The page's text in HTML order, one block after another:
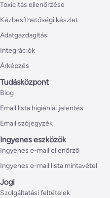
Toxicitás ellenőrzése
Kézbesíthetőségi készlet
Adatgazdagítás
Integrációk
Árképzés
Tudásközpont
Blog
Email lista higiéniai jelentés
Email szójegyzék
Ingyenes eszközök
Ingyenes e-mail ellenőrző
Ingyenes e-mail lista mintavétel
Jogi
Szolgáltatási feltételek